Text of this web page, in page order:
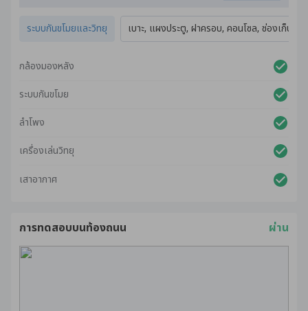
การตรวจสภาพภายในและการปรับสภาพทั้งหมดดำเนินการตาม
มาตรฐานการรับประกันคุณภาพจาก CARSOME
ระบบกันขโมยและวิทยุ เบาะ, แผงประตู, ฝาครอบ, คอนโซล, ช่องเก็บข
กล้องมองหลัง
ระบบกันขโมย
ลำโพง
เครื่องเล่นวิทยุ
เสาอากาศ
การทดสอบบนท้องถนน ผ่าน